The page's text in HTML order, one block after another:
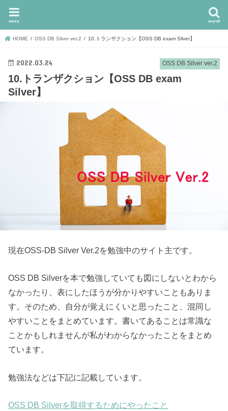
search
menu
HOME OSS DB Silver ver.2 10.トランザクション【OSS DB exam Silver】
OSS DB Silver ver.2
2022.03.24
10.トランザクション【OSS DB exam
Silver】
現在OSS-DB Silver Ver.2を勉強中のサイト主です。
OSS DB Silverを本で勉強していても図にしないとわから
なかったり、表にしたほうが分かりやすいこともありま
す。そのため、自分が覚えにくいと思ったこと、混同し
やすいことをまとめています。書いてあることは常識な
ことかもしれませんが私がわからなかったことをまとめ
ています。
勉強法などは下記に記載しています。
OSS DB Silverを取得するためにやったこと